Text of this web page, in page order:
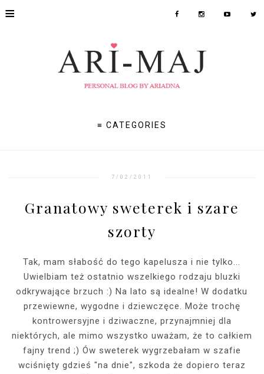
≡
≡ CATEGORIES
7/02/2011
Granatowy sweterek i szare
szorty
Tak, mam słabość do tego kapelusza i nie tylko...
Uwielbiam też ostatnio wszelkiego rodzaju bluzki
odkrywające brzuch :) Na lato są idealne! W dodatku
przewiewne, wygodne i dziewczęce. Może trochę
kontrowersyjne i dziwaczne, przynajmniej dla
niektórych, ale mimo wszystko uważam, że to całkiem
fajny trend ;) Ów sweterek wygrzebałam w szafie
wciśnięty gdzieś "na dnie", szkoda że dopiero teraz